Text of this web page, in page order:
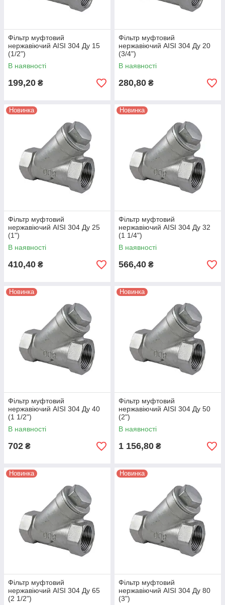
Фільтр муфтовий
нержавіючий AISI 304 Ду 15
(1/2")
В наявності
199,20 ₴
Фільтр муфтовий
нержавіючий AISI 304 Ду 20
(3/4")
В наявності
280,80 ₴
Новинка
Фільтр муфтовий
нержавіючий AISI 304 Ду 25
(1")
В наявності
410,40 ₴
Новинка
Фільтр муфтовий
нержавіючий AISI 304 Ду 32
(1 1/4")
В наявності
566,40 ₴
Новинка
Фільтр муфтовий
нержавіючий AISI 304 Ду 40
(1 1/2")
В наявності
702 ₴
Новинка
Фільтр муфтовий
нержавіючий AISI 304 Ду 50
(2")
В наявності
1 156,80 ₴
Новинка
Фільтр муфтовий
нержавіючий AISI 304 Ду 65
(2 1/2")
Новинка
Фільтр муфтовий
нержавіючий AISI 304 Ду 80
(3")